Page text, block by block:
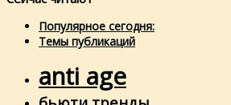
Популярное сегодня:
Темы публикаций
anti age